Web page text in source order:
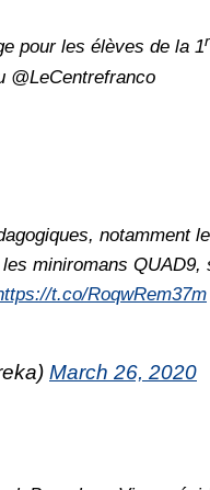
pour les élèves de la 1
@LeCentrefranco
notamment
miniromans
t.co/RoqwRem37m
March 26, 2020